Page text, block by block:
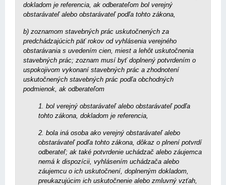
dokladom je referencia, ak odberateľom bol verejný
obstarávateľ alebo obstarávateľ podľa tohto zákona,
b) zoznamom stavebných prác uskutočnených za
predchádzajúcich päť rokov od vyhlásenia verejného
obstarávania s uvedením cien, miest a lehôt uskutočnenia
stavebných prác; zoznam musí byť doplnený potvrdením o
uspokojivom vykonaní stavebných prác a zhodnotení
uskutočnených stavebných prác podľa obchodných
podmienok, ak odberateľom
1. bol verejný obstarávateľ alebo obstarávateľ pod­ľa
tohto zákona, dokladom je referencia,
2. bola iná osoba ako verejný obstarávateľ alebo
obstarávateľ podľa tohto zákona, dôkaz o plnení potvrdí
odberateľ; ak také potvrdenie uchádzač alebo záujemca
nemá k dispozícii, vyhlásením uchádzača alebo
záujemcu o ich uskutočnení, doplneným dokladom,
preukazujúcim ich uskutočnenie alebo zmluvný vzťah,